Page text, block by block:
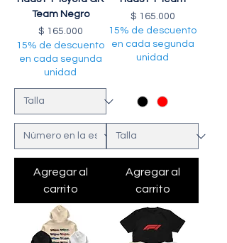
Team Negro
Precio
$ 165.000
15% de descuento
en cada segunda
unidad
Agregar al
carrito
Precio
$ 165.000
15% de descuento
en cada segunda
unidad
Agregar al
carrito